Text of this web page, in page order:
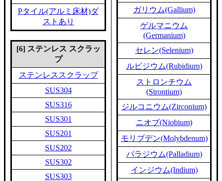
Pタイル(アルミ床材)ダ
ストあり
[6] ステンレス スクラッ
プ
ステンレススクラップ
SUS304
SUS316
SUS301
SUS201
SUS202
SUS302
SUS303
ガリウム(Gallium)
ゲルマニウム
(Germanium)
セレン(Selenium)
ルビジウム(Rubidium)
ストロンチウム
(Strontium)
ジルコニウム(Zirconium)
ニオブ(Niobium)
モリブデン(Molybdenum)
パラジウム(Palladium)
インジウム(Indium)